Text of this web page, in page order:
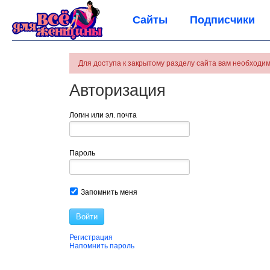
Сайты Подписчики
Для доступа к закрытому разделу сайта вам
Авторизация
Логин или эл. почта
Пароль
Запомнить меня
Войти
Регистрация
Напомнить пароль